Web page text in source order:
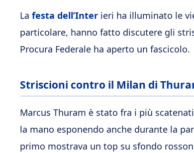
La festa dell’Inter ieri ha illuminato le
particolare, hanno fatto discutere gli
Procura Federale ha aperto un fascicolo.
Striscioni contro il Milan di
Marcus Thuram è stato fra i più
la mano esponendo anche durante la
primo mostrava un top su sfondo